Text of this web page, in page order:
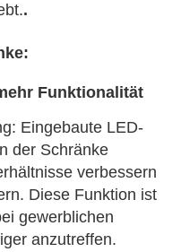
.
Funktionalität
Eingebaute LED-
der Schränke
verbessern
Diese Funktion ist
gewerblichen
anzutreffen.